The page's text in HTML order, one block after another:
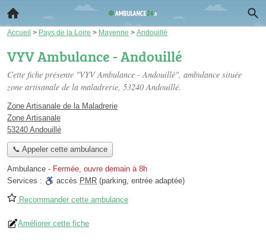
Accueil > Pays de la Loire > Mayenne > Andouillé
VYV Ambulance - Andouillé
Cette fiche présente "VYV Ambulance - Andouillé", ambulance située
zone artisanale de la maladrerie, 53240 Andouillé.
Zone Artisanale de la Maladrerie
Zone Artisanale
53240 Andouillé
📞 Appeler cette ambulance
Ambulance - Fermée, ouvre demain à 8h
Services :
accès PMR (parking, entrée adaptée)
Recommander cette ambulance
Améliorer cette fiche